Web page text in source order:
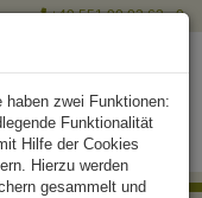
+49 551 90 03 63 - 0
haben zwei Funktionen:
Funktionalität
Hilfe der Cookies
Hierzu werden
gesammelt und